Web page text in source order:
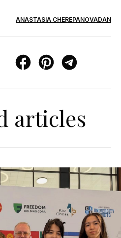
ANASTASIA CHEREPANOVADAN
articles